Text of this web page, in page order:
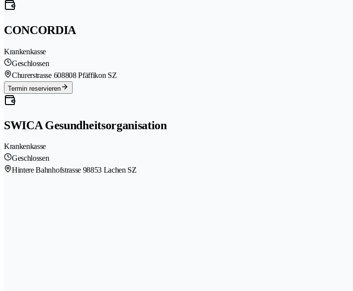
CONCORDIA
Krankenkasse
Geschlossen
Churerstrasse 608808 Pfäffikon SZ
Termin reservieren
SWICA Gesundheitsorganisation
Krankenkasse
Geschlossen
Hintere Bahnhofstrasse 98853 Lachen SZ